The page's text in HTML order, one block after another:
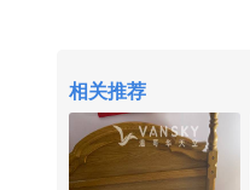
相关推荐